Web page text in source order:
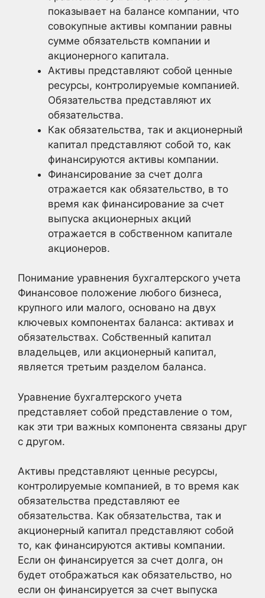
показывает на балансе компании, что
совокупные активы компании равны
сумме обязательств компании и
акционерного капитала.
Активы представляют собой ценные
ресурсы, контролируемые компанией.
Обязательства представляют их
обязательства.
Как обязательства, так и акционерный
капитал представляют собой то, как
финансируются активы компании.
Финансирование за счет долга
отражается как обязательство, в то
время как финансирование за счет
выпуска акционерных акций
отражается в собственном капитале
акционеров.
Понимание уравнения бухгалтерского учета
Финансовое положение любого бизнеса,
крупного или малого, основано на двух
ключевых компонентах баланса: активах и
обязательствах. Собственный капитал
владельцев, или акционерный капитал,
является третьим разделом баланса.
Уравнение бухгалтерского учета
представляет собой представление о том,
как эти три важных компонента связаны друг
с другом.
Активы представляют ценные ресурсы,
контролируемые компанией, в то время как
обязательства представляют ее
обязательства. Как обязательства, так и
акционерный капитал представляют собой
то, как финансируются активы компании.
Если он финансируется за счет долга, он
будет отображаться как обязательство, но
если он финансируется за счет выпуска